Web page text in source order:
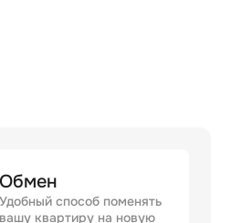
Обмен
Удобный способ поменять
вашу квартиру на новую